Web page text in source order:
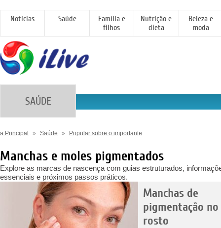
Notícias Saúde
Família e
filhos
Nutrição e
dieta
Beleza e
moda
SAÚDE
a Principal » Saúde » Popular sobre o importante
Manchas e moles pigmentados
Explore as marcas de nascença com guias estruturados,
essenciais e próximos passos práticos.
Manchas de
pigmentação no
rosto